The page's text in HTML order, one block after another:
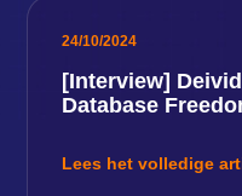
24/10/2024
[Interview]
Database
Lees het volledige